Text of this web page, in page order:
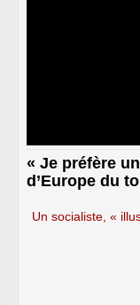
« Je préfère
d’Europe du
Un socialiste, «